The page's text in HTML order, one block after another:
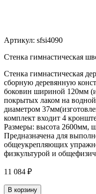
Артикул: sfsi4090
Стенка гимнастическая
Стенка гимнастическая
сборную деревянную
боковин шириной 120мм
покрытых лаком на
диаметром
комплект входит 4
Размеры: высота 2600мм,
Предназначена для
общеукрепляющих
физкультурой и
11 084 ₽
В корзину